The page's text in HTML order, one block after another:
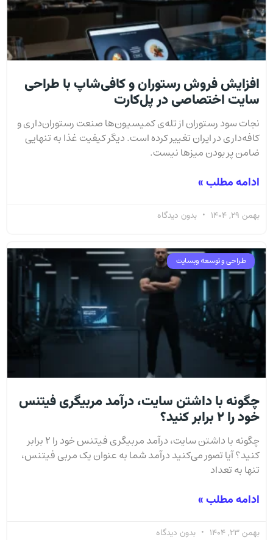
افزایش فروش رستوران و کافی‌شاپ با طراحی
سایت اختصاصی در پل‌کارت
نجات سود رستوران از تله‌ی کمیسیون‌ها صنعت رستوران‌داری و
کافه‌داری در ایران تغییر کرده است. دیگر کیفیت غذا به تنهایی
ضامن پر بودن میزها نیست.
ادامه مطلب »
بهمن 29, 1404 بدون دیدگاه
طراحی و توسعه وبسایت
چگونه با داشتن سایت، درآمد مربیگری فیتنس
خود را ۲ برابر کنید؟
چگونه با داشتن سایت، درآمد مربیگری فیتنس خود را ۲ برابر
کنید؟ آیا تصور می‌کنید درآمد شما به عنوان یک مربی فیتنس،
تنها به تعداد
ادامه مطلب »
بهمن 23, 1404 بدون دیدگاه